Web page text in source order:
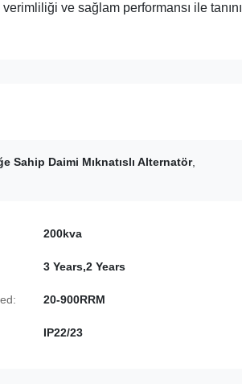
ve sağlam performansı ile
Sahip Daimi Mıknatıslı Alternatör,
200kva
3 Years,2 Years
20-900RRM
IP22/23